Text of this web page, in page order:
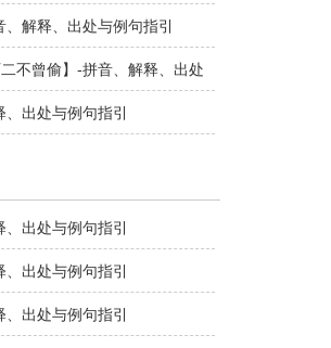
、解释、出处与例句指引
不曾偷】-拼音、解释、出处
、出处与例句指引
、出处与例句指引
、出处与例句指引
、出处与例句指引